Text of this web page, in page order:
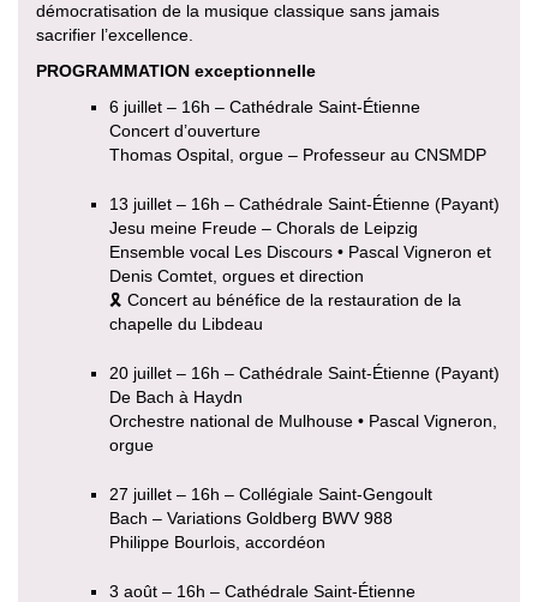
démocratisation de la musique classique sans jamais
sacrifier l’excellence.
PROGRAMMATION exceptionnelle
6 juillet – 16h – Cathédrale Saint-Étienne
Concert d’ouverture
Thomas Ospital, orgue – Professeur au CNSMDP
13 juillet – 16h – Cathédrale Saint-Étienne (Payant)
Jesu meine Freude – Chorals de Leipzig
Ensemble vocal Les Discours • Pascal Vigneron et
Denis Comtet, orgues et direction
🎗 Concert au bénéfice de la restauration de la
chapelle du Libdeau
20 juillet – 16h – Cathédrale Saint-Étienne (Payant)
De Bach à Haydn
Orchestre national de Mulhouse • Pascal Vigneron,
orgue
27 juillet – 16h – Collégiale Saint-Gengoult
Bach – Variations Goldberg BWV 988
Philippe Bourlois, accordéon
3 août – 16h – Cathédrale Saint-Étienne